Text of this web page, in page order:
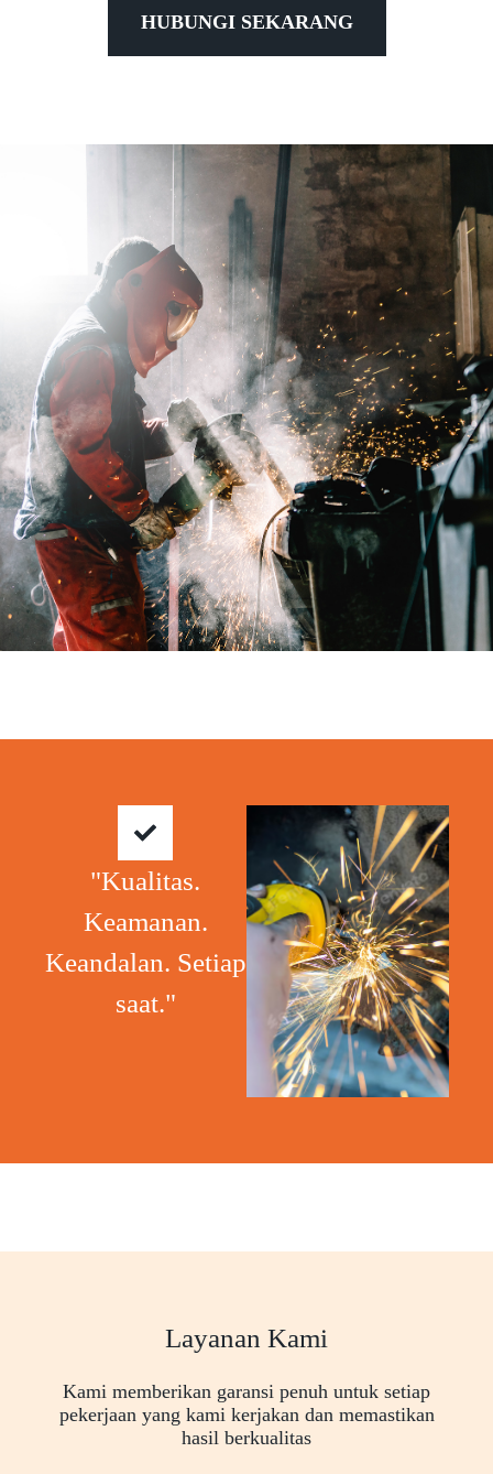
HUBUNGI SEKARANG
"Kualitas.
Keamanan.
Keandalan. Setiap
saat."
Layanan Kami
Kami memberikan garansi penuh untuk setiap
pekerjaan yang kami kerjakan dan memastikan
hasil berkualitas